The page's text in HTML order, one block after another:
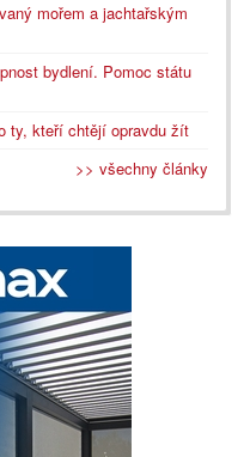
mořem a jachtařským
bydlení. Pomoc státu
ty, kteří chtějí opravdu žít
>> všechny články